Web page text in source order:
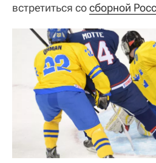
встретиться сосборной